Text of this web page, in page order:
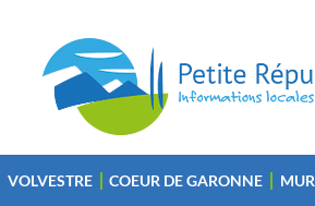
VOLVESTRE COEUR DE GARONNE